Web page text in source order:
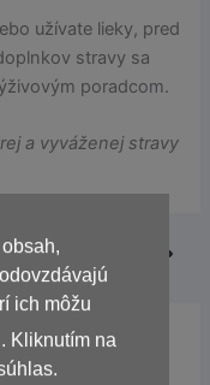
ich môžu
Kliknutím na
užívate lieky, pred
stravy sa
poradcom.
a vyváženej stravy